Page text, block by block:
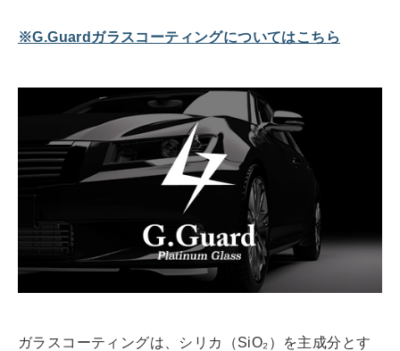
※G.Guardガラスコーティングについてはこちら
ガラスコーティングは、シリカ（SiO₂）を主成分とす